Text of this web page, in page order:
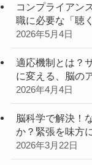
コンプライアン
職に必要な「聴
2026年5月4日
適応機制とは？
に変える、脳の
2026年4月4日
脳科学で解決！
か？緊張を味方
2026年3月22日